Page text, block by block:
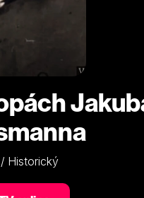
Historický